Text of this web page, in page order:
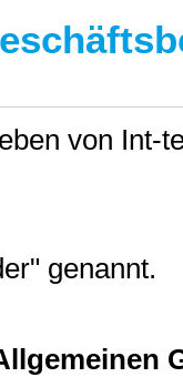
von Int-
genannt.